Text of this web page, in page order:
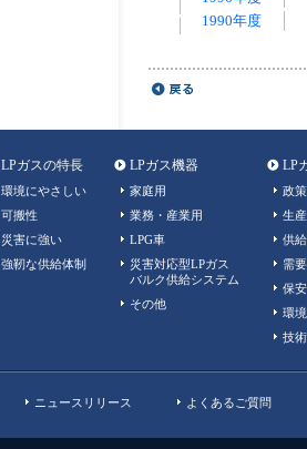
1990年度
LPガスの特長
環境にやさしい
可搬性
災害に強い
強靭な供給体制
LPガス機器
家庭用
業務・産業用
LPG車
災害対応型LPガス
バルク供給システム
その他
LP
政
生産
供給
需要
保安
環境
技術
ニュースリリース よくあるご質問